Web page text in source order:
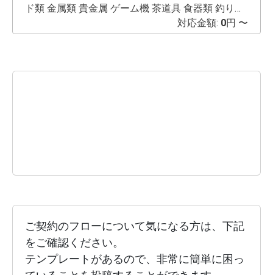
ド類 金属類 貴金属 ゲーム機 茶道具 食器類 釣り道
具 アルミホイール付きタイヤ アンプ OA機器/医療
機器 無料回収出来ない物 木製品 ガラス
対応金額: 0円 〜
ご契約のフローについて気になる方は、下記
をご確認ください。
テンプレートがあるので、非常に簡単に困っ